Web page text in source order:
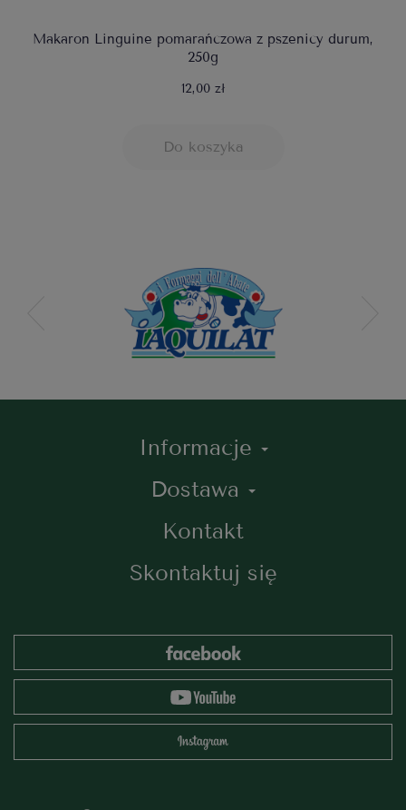
Makaron Linguine pomarańczowa z pszenicy durum,
250g
12,00 zł
Do koszyka
Informacje
Dostawa
Kontakt
Skontaktuj się